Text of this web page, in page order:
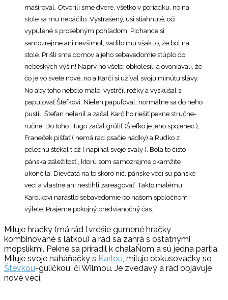
mašíroval. Otvorili sme dvere, všetko v poriadku, no na
stole sa mu nepáčilo. Vystrašený, uši stiahnuté, oči
vypúlené s prosebným pohľadom. Pichance si
samozrejme ani nevšimol, vadilo mu však to, že bol na
stole. Prišli sme domov a jeho sebavedomie stúplo do
nebeských výšin! Naprv ho všetci obkolesili a ovoniavali, že
čo je vo svete nové, no a Karči si užíval svoju minútu slávy.
No aby toho nebolo málo, vystrčil rožky a vyskúšal si
papuľovať Štefkovi. Nielen papuľoval, normálne sa do neho
pustil. Štefan nelenil a začal Karčiho riešiť pekne stručne-
ručne. Do toho Hugo začal grúliť (Štefko je jeho spojenec ),
Franeček pišťať ( nemá rád psačie hádky) a Rudko z
pelechu štekal tiež ( napínal svoje svaly ). Bola to čisto
pánska záležitosť,, ktorú som samozrejme okamžite
ukončila. Dievčatá na to skoro nič, pánske veci sú pánske
veci a vlastne ani nestihli zareagovať. Takto malému
Karolkovi narástlo sebavedomie po našom spoločnom
výlete. Prajeme pokojný predvianočný čas.
Miluje hračky (má rád tvrdšie gumené hračky
kombinované s látkou) a rád sa zahrá s ostatnými
mopslíkmi. Pekne sa priradil k chalaŇom a sú jedna partia.
Miluje svoje naháňačky s Karlou, miluje obkusovačky so
Števkou-guličkou, či Wilmou. Je zvedavý a rád objavuje
nové veci.